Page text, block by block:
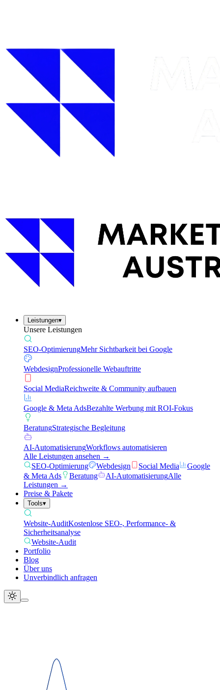
Leistungen▾
Unsere Leistungen
SEO-OptimierungMehr Sichtbarkeit bei Google
WebdesignProfessionelle Webauftritte
Social MediaReichweite & Community aufbauen
Google & Meta AdsBezahlte Werbung mit ROI-Fokus
BeratungStrategische Begleitung
AI-AutomatisierungWorkflows automatisieren
Alle Leistungen ansehen →
SEO-Optimierung
Webdesign Social Media
Google
& Meta Ads
Beratung AI-AutomatisierungAlle
Leistungen →
Preise & Pakete
Tools▾
Website-AuditKostenlose SEO-, Performance- &
Sicherheitsanalyse
Website-Audit
Portfolio
Blog
Über uns
Unverbindlich anfragen